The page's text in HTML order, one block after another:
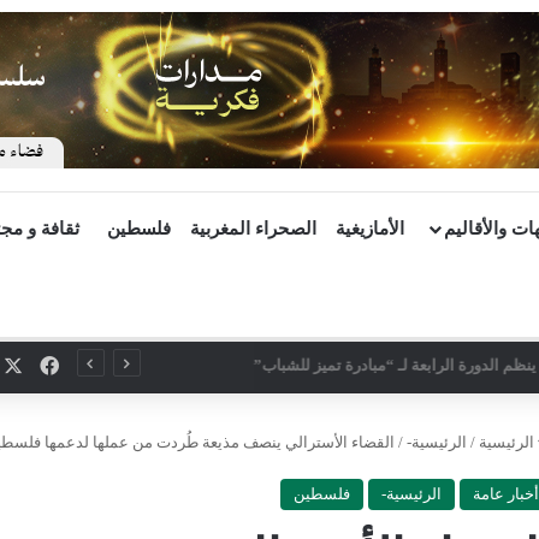
والأقاليم الأمازيغية الصحراء المغربية فلسطين ثقافة و
الدورة الرابعة لـ “مبادرة تميز للشباب”
الرئيسية / الرئيسية- / القضاء الأسترالي ينصف مذيعة طُردت من عملها لدعمها
أخبار عامة الرئيسية- فلسطين